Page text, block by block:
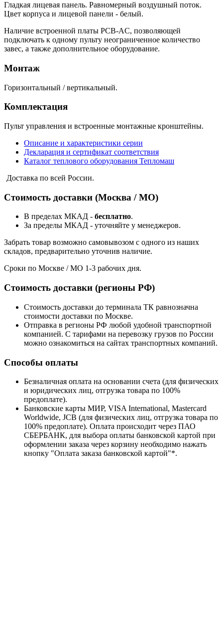
Гладкая лицевая панель. Равномерный воздушный поток.
Цвет корпуса и лицевой панели - белый.
Наличие встроенной платы PCB-AC, позволяющей
подключать к одному пульту неограниченное количество
завес, а также дополнительное оборудование.
Монтаж
Горизонтальный / вертикальный.
Комплектация
Пульт управления и встроенные монтажные кронштейны.
Описание и характеристики серии
Декларация и сертификат соответствия
Каталог теплового оборудования Тепломаш
Доставка по всей России.
Стоимость доставки (Москва / МО)
В пределах МКАД - бесплатно.
За пределы МКАД - уточняйте у менеджеров.
Забрать товар возможно самовывозом с одного из наших
складов, предварительно уточнив наличие.
Сроки по Москве / МО 1-3 рабочих дня.
Стоимость доставки (регионы РФ)
Стоимость доставки до терминала ТК равнозначна
стоимости доставки по Москве.
Отправка в регионы РФ любой удобной транспортной
компанией. С тарифами на перевозку грузов по России
можно ознакомиться на сайтах транспортных компаний.
Способы оплаты
Безналичная оплата на основании счета (для физических
и юридических лиц, отгрузка товара по 100%
предоплате).
Банковские карты МИР, VISA International, Mastercard
Worldwide, JCB (для физических лиц, отгрузка товара по
100% предоплате). Оплата происходит через ПАО
СБЕРБАНК, для выбора оплаты банковской картой при
оформлении заказа через корзину необходимо нажать
кнопку "Оплата заказа банковской картой"*.